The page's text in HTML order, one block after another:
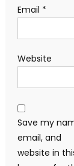
Email *
Website
Save my
email, and
website in